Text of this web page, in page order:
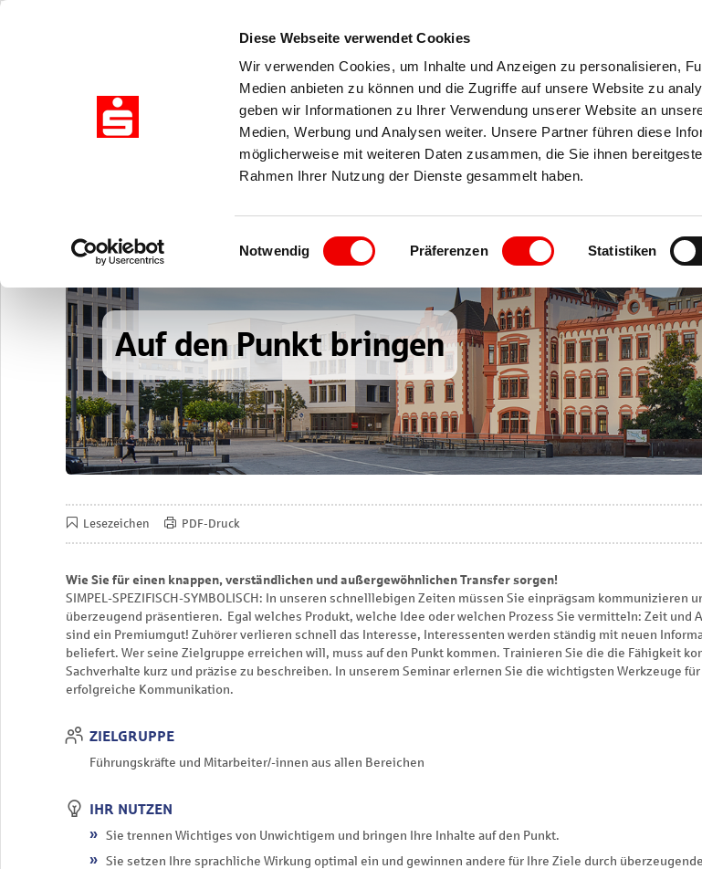
Diese Webseite verwendet Cookies
Wir verwenden Cookies, um Inhalte und Anzeigen zu personalisieren,
Medien anbieten zu können und die Zugriffe auf unsere Website zu
geben wir Informationen zu Ihrer Verwendung unserer Website an
Medien, Werbung und Analysen weiter. Unsere Partner führen diese
möglicherweise mit weiteren Daten zusammen, die Sie ihnen
Rahmen Ihrer Nutzung der Dienste gesammelt haben.
Einwilligungsauswahl
Notwendig Präferenzen Statistiken
Auf den Punkt bringen
Lesezeichen PDF-Druck
Wie Sie für einen knappen, verständlichen und außergewöhnlichen Transfer sorgen!
SIMPEL-SPEZIFISCH-SYMBOLISCH: In unseren schnelllebigen Zeiten müssen Sie einprägsam kommunizieren
überzeugend präsentieren. Egal welches Produkt, welche Idee oder welchen Prozess Sie vermitteln: Zeit und
sind ein Premiumgut! Zuhörer verlieren schnell das Interesse, Interessenten werden ständig mit neuen
beliefert. Wer seine Zielgruppe erreichen will, muss auf den Punkt kommen. Trainieren Sie die die Fähigkeit
Sachverhalte kurz und präzise zu beschreiben. In unserem Seminar erlernen Sie die wichtigsten Werkzeuge
erfolgreiche Kommunikation.
ZIELGRUPPE
Führungskräfte und Mitarbeiter/-innen aus allen Bereichen
IHR NUTZEN
Sie trennen Wichtiges von Unwichtigem und bringen Ihre Inhalte auf den Punkt.
Sie setzen Ihre sprachliche Wirkung optimal ein und gewinnen andere für Ihre Ziele durch überzeugende